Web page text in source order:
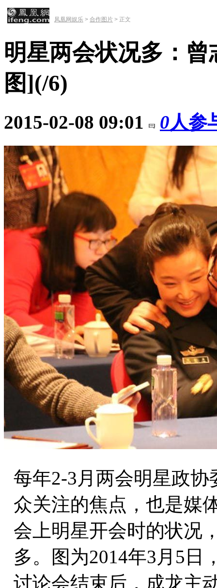
凤凰网娱乐 > 合作图片 > 正文
明星两会状况多：
图](/6)
2015-02-08 09:01 0人参
每年2-3月两会明星政
众关注的焦点，也是媒
会上明星开会时的状况
多。图为2014年3月5日
讨论会结束后，成龙主